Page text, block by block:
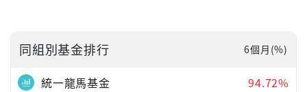
同組別基金排行 6個月(%)
統一龍馬基金
94.72%